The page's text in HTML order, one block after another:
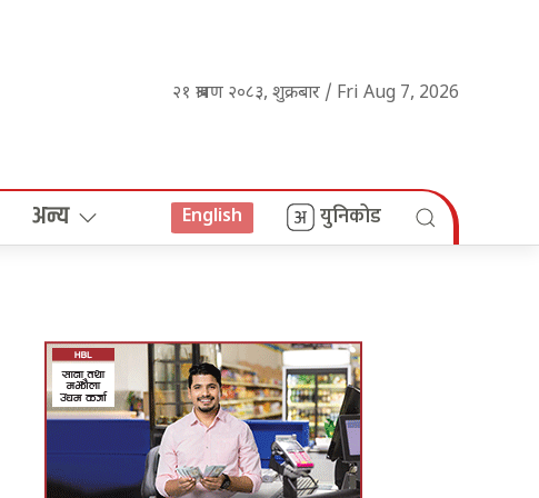
२१ श्रावण २०८३, शुक्रबार / Fri Aug 7, 2026
अन्य English युनिकोड